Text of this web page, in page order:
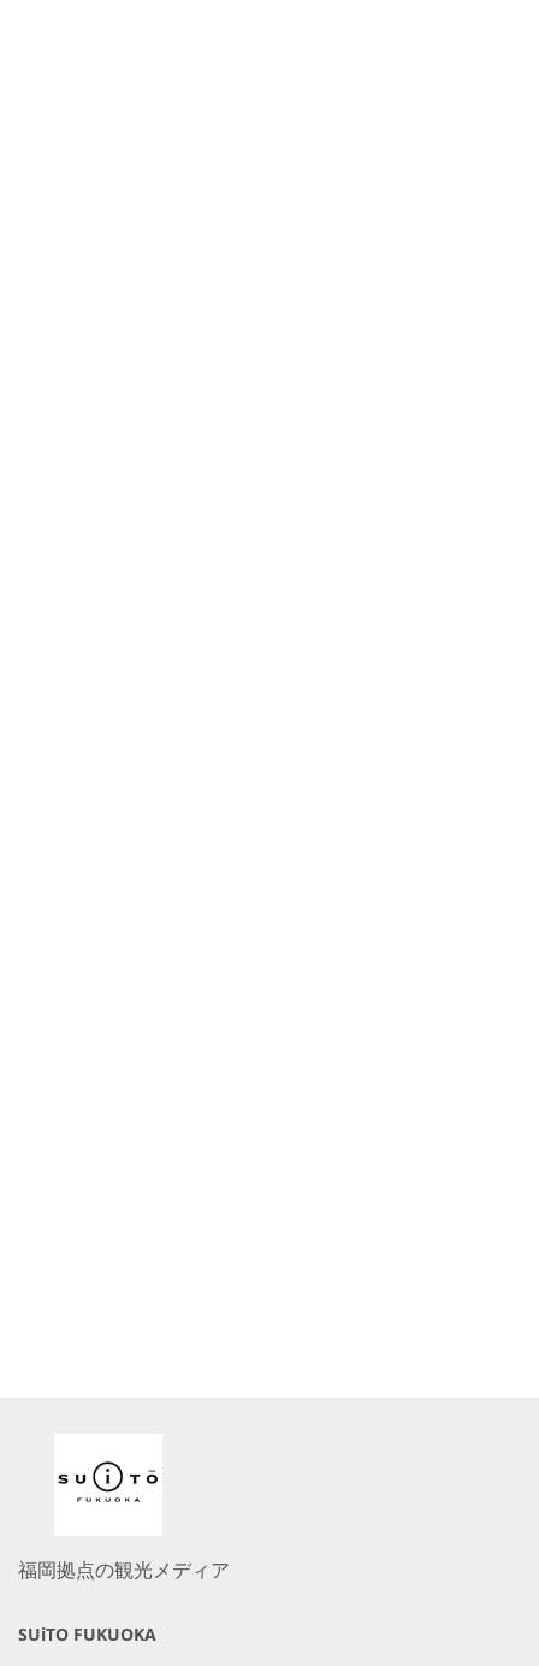
福岡拠点の観光メディア
SUiTO FUKUOKA